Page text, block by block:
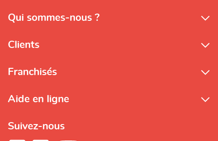
Qui sommes-nous ?
Clients
Franchisés
Aide en ligne
Suivez-nous